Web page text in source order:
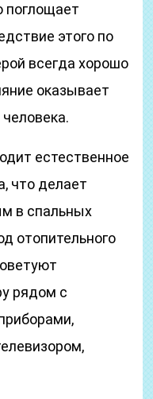
поглощает
этого по
всегда хорошо
оказывает
естественное
что делает
в спальных
отопительного
рядом с